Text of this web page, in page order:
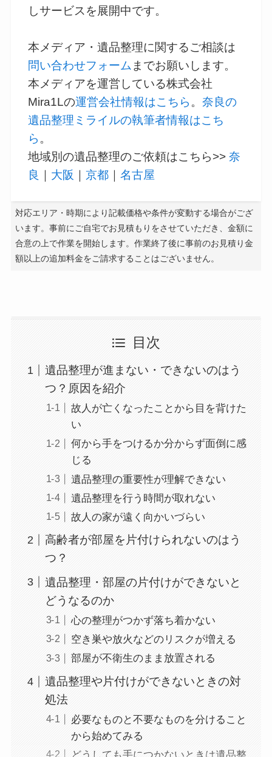
しサービスを展開中です。
本メディア・遺品整理に関するご相談は
問い合わせフォーム までお願いします。
本メディアを運営している株式会社
Mira1Lの運営会社情報はこちら 。奈良の
遺品整理ミライルの執筆者情報はこち
ら 。
地域別の遺品整理のご依頼はこちら>>奈
良
大阪 ｜京都 ｜名古屋
対応エリア・時期により記載価格や条件が変動する場合がござ
います。事前にご自宅でお見積もりをさせていただき、金額に
合意の上で作業を開始します。作業終了後に事前のお見積り金
額以上の追加料金をご請求することはございません。
目次
遺品整理が進まない・できないのはう
つ？原因を紹介
故人が亡くなったことから目を背けた
い
何から手をつけるか分からず面倒に感
じる
遺品整理の重要性が理解できない
遺品整理を行う時間が取れない
故人の家が遠く向かいづらい
高齢者が部屋を片付けられないのはう
つ？
遺品整理・部屋の片付けができないと
どうなるのか
心の整理がつかず落ち着かない
空き巣や放火などのリスクが増える
部屋が不衛生のまま放置される
遺品整理や片付けができないときの対
処法
必要なものと不要なものを分けること
から始めてみる